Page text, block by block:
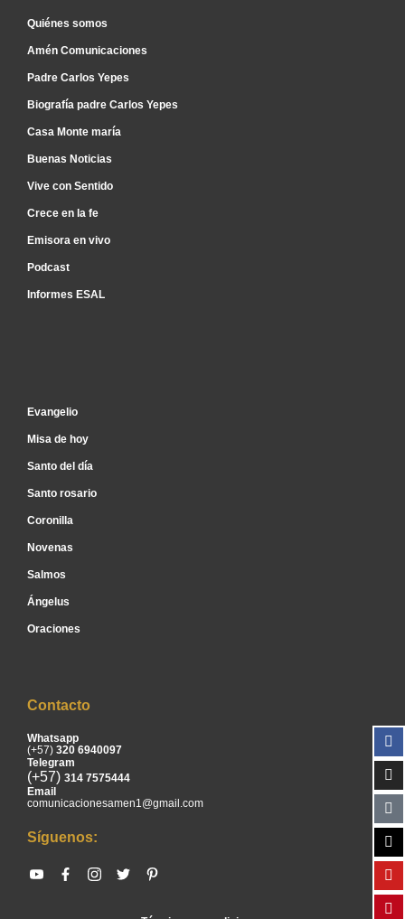
Quiénes somos
Amén Comunicaciones
Padre Carlos Yepes
Biografía padre Carlos Yepes
Casa Monte maría
Buenas Noticias
Vive con Sentido
Crece en la fe
Emisora en vivo
Podcast
Informes ESAL
Evangelio
Misa de hoy
Santo del día
Santo rosario
Coronilla
Novenas
Salmos
Ángelus
Oraciones
Contacto
Whatsapp
(+57) 320 6940097
Telegram
(+57) 314 7575444
Email
comunicacionesamen1@gmail.com
Síguenos: